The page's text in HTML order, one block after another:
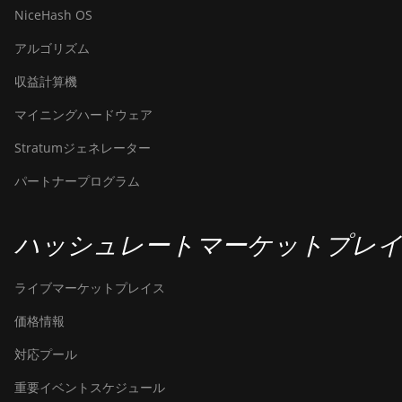
NiceHash OS
アルゴリズム
収益計算機
マイニングハードウェア
Stratumジェネレーター
パートナープログラム
ハッシュレートマーケットプレ
ライブマーケットプレイス
価格情報
対応プール
重要イベントスケジュール